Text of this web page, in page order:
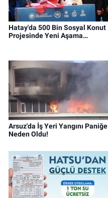
Hatay'da 500 Bin Sosyal Konut
Projesinde Yeni Aşama…
Arsuz'da İş Yeri Yangını Paniğe
Neden Oldu!